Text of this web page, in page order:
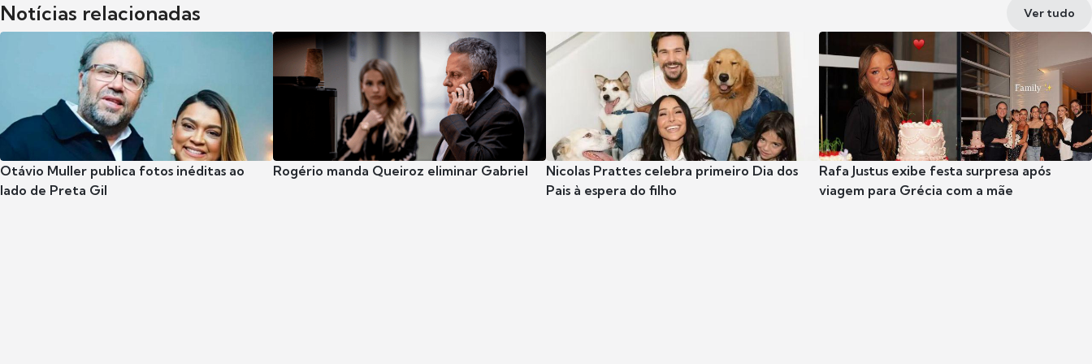
Notícias relacionadas Ver tudo
Otávio Muller publica fotos inéditas ao
lado de Preta Gil
Rogério manda Queiroz eliminar Gabriel
Nicolas Prattes celebra primeiro Dia dos
Pais à espera do filho
Rafa Justus exibe festa surpresa após
viagem para Grécia com a mãe